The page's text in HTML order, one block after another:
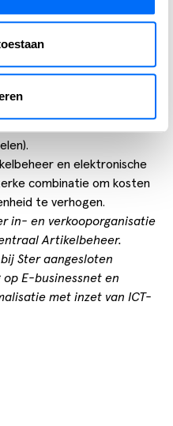
foutkans
order en factuur
en elektronische
combinatie om kosten
te verhogen.
in- en verkooporganisatie
Artikelbeheer.
Ster aangesloten
E-businessnet en
met inzet van ICT-